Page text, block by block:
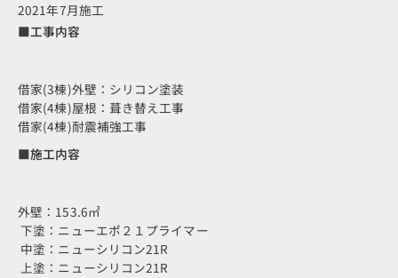
2021年7月施工
■工事内容
借家(3棟)外壁：シリコン塗装
借家(4棟)屋根：葺き替え工事
借家(4棟)耐震補強工事
■施工内容
外壁：153.6㎡
下塗：ニューエポ２１プライマー
中塗：ニューシリコン21R
上塗：ニューシリコン21R